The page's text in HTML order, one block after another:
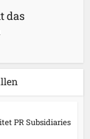
das
PR Subsidiaries